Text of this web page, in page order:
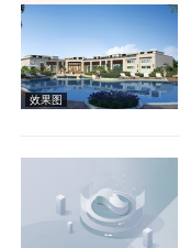
效果图